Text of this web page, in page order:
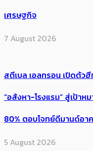
เศรษฐกิจ
7 August 2026
สตีเบล เอลทรอน เปิดตัว
“อสังหา-โรงแรม” สู่เป้าห
80% ตอบโจทย์ดีมานด์อา
5 August 2026